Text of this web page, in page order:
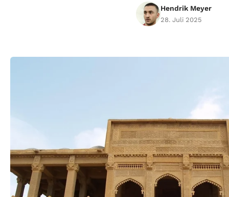
Hendrik Meyer
28. Juli 2025